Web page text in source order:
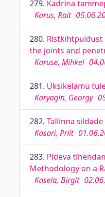
279. Kadrina
Karus, Rait
280. Ristkihtpuidust
the joints and
Karuse, Mihkel
281. Üksikelamu
Karyagin, Georgy
282. Tallinna
Kasari, Priit
283. Pideva
Methodology on a
Kasela, Birgit